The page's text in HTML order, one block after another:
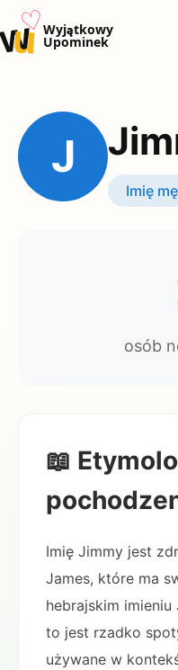
u♡Wyjątkowy
Upominek
Okazje
J
Imię
osób
📖
Imię Jimmy jest
James, które ma
hebrajskim imieniu
to jest rzadko
używane w